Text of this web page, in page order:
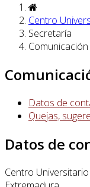
Centro
Secretaría
Comunicación
Datos de
Quejas,
Datos de
Centro